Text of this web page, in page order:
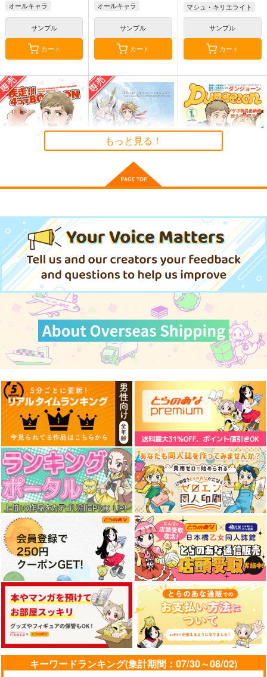
「クソデカ感情」のひ
みつ
ウラシマモト
550 （税込）
作品詳細
ニキチッチさんのほん
２
ろび～な go round
1,100円（税込）
ドブルイニャ・ニキチッ
チ
サンプル
作品詳細
”Forger”
コウドコロ
944円（税込）
ロイド×ヨル
作品詳細
BLADE
Owen
787円（税込）
斎藤一
サンプル
作品詳細
電車でD60
○急電鉄
440円（税込）
オールキャラ
サンプル
作品詳細
PLAN D:飲茶仙補完計
BEGINNER
787円（税込）
照
サンプル
作品詳細
deLIGHTful
HitenKei
770円 （税込）
サンプル
Fate/GOMEMO10
ワダメモ
785円（税込）
サンプル
SEVEN COLORS
トラスキー
660円（税込）
オールキャラ
サンプル
オールキャラ
サンプル
カート
オールキャラ
カブルー
サンプル
カート
マシュ・キリエライト
オールキャラ
サンプル
カート
BOOOON
おきこぼ
専売 787 円（税込）
ダンジョン飯 オールキ
ャラ
サンプル
カート
TALES OF PHANTA
BOOK
KUROMAME
770
テイルズシリーズ
クレス×ミント
サンプル
おきこぼ
1,572円（税込）
ダンジョン飯
オールキャラ
サンプル
JOBSWAP COLLECT
ION
きゅうりとおくら
専売 2,530
OCTOPATH TRAVELER
オールキャラ
サンプル
カート
STARDUST
苺の缶詰
825円（税込）
原神 オールキャラ
サンプル
カート
EVA参拾周年お祝い本
RAYTREC
472円（税込）
新世紀エヴァンゲリオン
オールキャラ
サンプル
カート
もっと見る！
キーワードランキング(集計期間：07/30～08/02)